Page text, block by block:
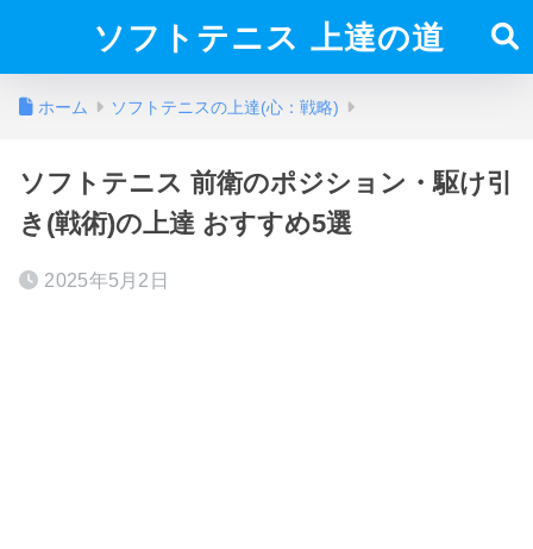
ソフトテニス 上達の道
ホーム ソフトテニスの上達(心：戦略)
ソフトテニス 前衛のポジション・駆け引
き(戦術)の上達 おすすめ5選
2025年5月2日